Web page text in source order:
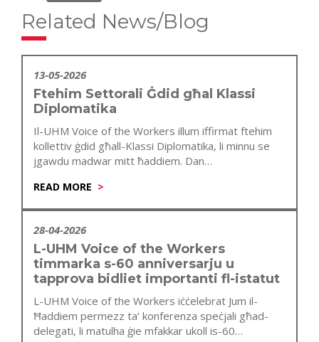
Related News/Blog
13-05-2026
Ftehim Settorali Ġdid għal Klassi
Diplomatika
Il-UHM Voice of the Workers illum iffirmat ftehim
kollettiv ġdid għall-Klassi Diplomatika, li minnu se
jgawdu madwar mitt ħaddiem. Dan…
READ MORE
28-04-2026
L-UHM Voice of the Workers
timmarka s-60 anniversarju u
tapprova bidliet importanti fl-istatut
L-UHM Voice of the Workers iċċelebrat Jum il-
Ħaddiem permezz ta’ konferenza speċjali għad-
delegati, li matulha ġie mfakkar ukoll is-60